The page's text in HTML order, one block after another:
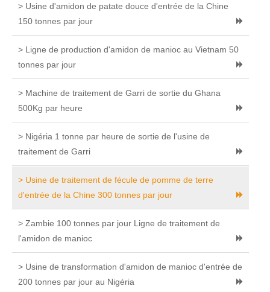
> Usine d'amidon de patate douce d'entrée de la Chine
150 tonnes par jour
> Ligne de production d'amidon de manioc au Vietnam 50
tonnes par jour
> Machine de traitement de Garri de sortie du Ghana
500Kg par heure
> Nigéria 1 tonne par heure de sortie de l'usine de
traitement de Garri
> Usine de traitement de fécule de pomme de terre
d'entrée de la Chine 300 tonnes par jour
> Zambie 100 tonnes par jour Ligne de traitement de
l'amidon de manioc
> Usine de transformation d'amidon de manioc d'entrée de
200 tonnes par jour au Nigéria